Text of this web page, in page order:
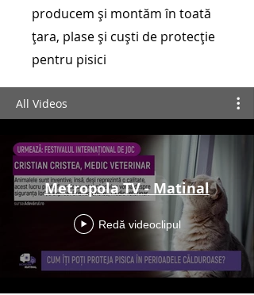
producem și montăm în toată
țara, plase și cuști de protecție
pentru pisici
All Videos
Metropola TV - Matinal
Redă videoclipul